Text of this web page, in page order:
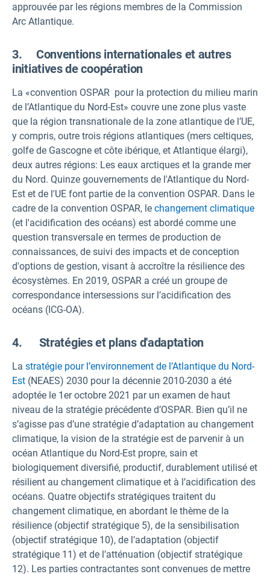
approuvée par les régions membres de la Commission
Arc Atlantique.
3. Conventions internationales et autres
initiatives de coopération
La «convention OSPAR pour la protection du milieu marin
de l’Atlantique du Nord-Est» couvre une zone plus vaste
que la région transnationale de la zone atlantique de l’UE,
y compris, outre trois régions atlantiques (mers celtiques,
golfe de Gascogne et côte ibérique, et Atlantique élargi),
deux autres régions: Les eaux arctiques et la grande mer
du Nord. Quinze gouvernements de l'Atlantique du Nord-
Est et de l'UE font partie de la convention OSPAR. Dans le
cadre de la convention OSPAR, le changement climatique
(et l'acidification des océans) est abordé comme une
question transversale en termes de production de
connaissances, de suivi des impacts et de conception
d'options de gestion, visant à accroître la résilience des
écosystèmes. En 2019, OSPAR a créé un groupe de
correspondance intersessions sur l’acidification des
océans (ICG-OA).
4. Stratégies et plans d'adaptation
La stratégie pour l’environnement de l’Atlantique du Nord-
Est (NEAES) 2030 pour la décennie 2010-2030 a été
adoptée le 1er octobre 2021 par un examen de haut
niveau de la stratégie précédente d’OSPAR. Bien qu’il ne
s’agisse pas d’une stratégie d’adaptation au changement
climatique, la vision de la stratégie est de parvenir à un
océan Atlantique du Nord-Est propre, sain et
biologiquement diversifié, productif, durablement utilisé et
résilient au changement climatique et à l’acidification des
océans. Quatre objectifs stratégiques traitent du
changement climatique, en abordant le thème de la
résilience (objectif stratégique 5), de la sensibilisation
(objectif stratégique 10), de l’adaptation (objectif
stratégique 11) et de l’atténuation (objectif stratégique
12). Les parties contractantes sont convenues de mettre